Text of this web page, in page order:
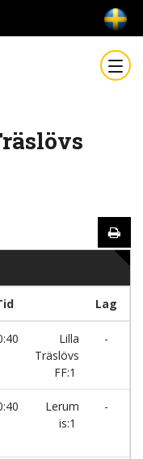
Lag
Lilla
Träslövs
FF:1
-
Lerum
is:1
-